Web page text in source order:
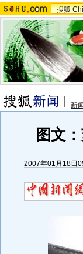
搜狐
新
图文
2007年01月18日